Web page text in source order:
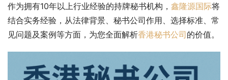
作为拥有10年以上行业经验的持牌秘书机构， 鑫隆源国际将
结合实务经验，从法律背景、秘书公司作用、选择标准、常
见问题及案例等方面，为您全面解析香港秘书公司的价值。